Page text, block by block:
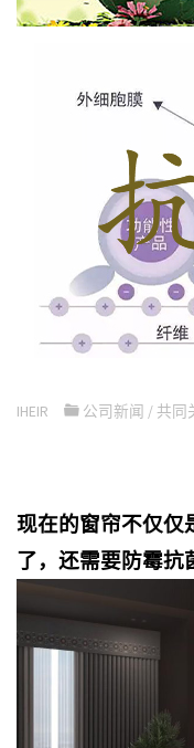
IHEIR 公司新闻 / 共同
现在的窗帘不仅仅
了，还需要防霉抗